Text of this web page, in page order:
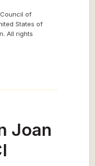
of
States of
All rights
Joan